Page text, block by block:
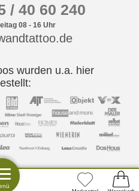
/ 40 60 240
08 - 16 Uhr
wurden u.a. hier